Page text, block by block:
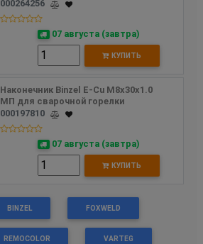
000264256
07 августа (завтра)
КУПИТЬ
Наконечник Binzel E-Cu М8х30х1.0
МП для сварочной горелки
000197810
07 августа (завтра)
КУПИТЬ
BINZEL FOXWELD
REMOCOLOR VARTEG